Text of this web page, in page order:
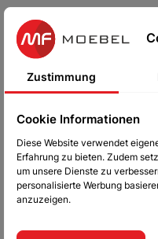
Tiefe: 40 cm
Merkmale
-Laminierte Platte mit
-Die Kommode
Türen
Zustimmung
Cookie Informationen
Diese Website verwendet
Erfahrung zu bieten. Zudem
um unsere Dienste zu
personalisierte Werbung
anzuzeigen.